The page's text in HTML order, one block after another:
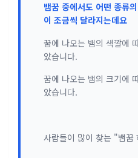
뱀꿈 중에서도 어떤 종류
이 조금씩 달라지는데요
꿈에 나오는 뱀의 색깔에
았습니다.
꿈에 나오는 뱀의 크기에
았습니다.
사람들이 많이 찾는 "뱀꿈